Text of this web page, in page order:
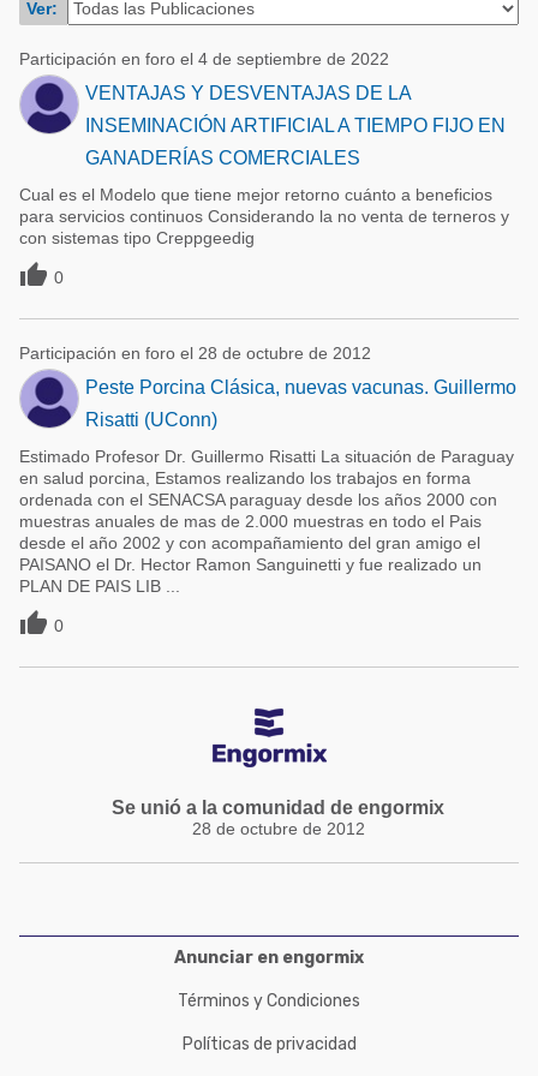
Acuacultura
Micotoxinas
Avicultura
Porcicultura
Lechería
Balanceados - Piensos
Comunidades en portugués
Micotoxinas
Avicultura
Porcicultura
Ganadería
Lechería
Ver:
Participación en foro el 4 de septiembre de 2022
VENTAJAS Y DESVENTAJAS DE LA
INSEMINACIÓN ARTIFICIAL A TIEMPO FIJO EN
GANADERÍAS COMERCIALES
Cual es el Modelo que tiene mejor retorno cuánto a beneficios
para servicios continuos Considerando la no venta de terneros y
con sistemas tipo Creppgeedig
 0
Participación en foro el 28 de octubre de 2012
Peste Porcina Clásica, nuevas vacunas. Guillermo
Risatti (UConn)
Estimado Profesor Dr. Guillermo Risatti La situación de Paraguay
en salud porcina, Estamos realizando los trabajos en forma
ordenada con el SENACSA paraguay desde los años 2000 con
muestras anuales de mas de 2.000 muestras en todo el Pais
desde el año 2002 y con acompañamiento del gran amigo el
PAISANO el Dr. Hector Ramon Sanguinetti y fue realizado un
PLAN DE PAIS LIB ...
 0
Se unió a la comunidad de engormix
28 de octubre de 2012
Anunciar en engormix
Términos y Condiciones
Políticas de privacidad